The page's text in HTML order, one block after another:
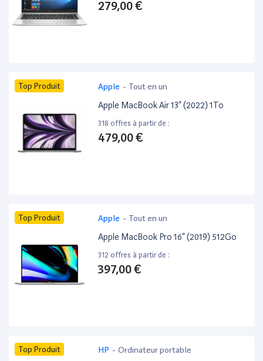
279,00 €
Top Produit Apple - Tout en un
Apple MacBook Air 13” (2022) 1To
318 offres à partir de :
479,00 €
Top Produit Apple - Tout en un
Apple MacBook Pro 16” (2019) 512Go
312 offres à partir de :
397,00 €
Top Produit HP - Ordinateur portable